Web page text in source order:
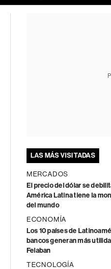
LAS MÁS VISITADAS
MERCADOS
El precio del dólar se
América Latina tiene la
del mundo
ECONOMÍA
Los 10 países de
bancos generan más
Felaban
TECNOLOGÍA